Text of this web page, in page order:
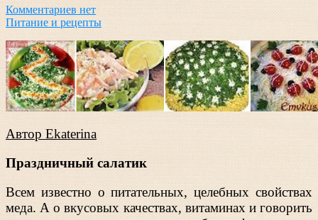
Комментариев нет
Питание и рецепты
Автор Ekaterina
Праздничный салатик
Всем известно о питательных, целебных свойствах
меда. А о вкусовых качествах, витаминах и говорить